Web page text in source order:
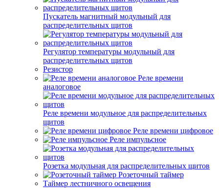
Пускатель магнитный модульный для
распределительных щитов
Регулятор температуры модульный для
распределительных щитов
Резистор
Реле времени
аналоговое
Реле времени модульное для распределительных
щитов
Реле времени цифровое
Реле импульсное
Розетка модульная для распределительных щитов
Розеточный таймер
Таймер лестничного освещения